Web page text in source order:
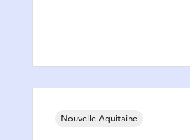
Nouvelle-Aquitaine